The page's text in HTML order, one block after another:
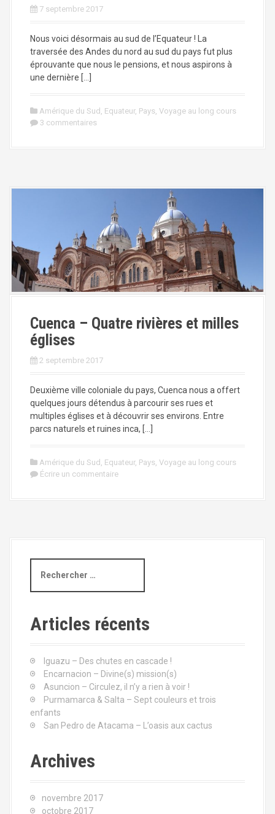
7 septembre 2017
Nous voici désormais au sud de l’Equateur ! La
traversée des Andes du nord au sud du pays fut plus
éprouvante que nous le pensions, et nous aspirons à
une dernière […]
Amérique du Sud Equateur, Pays Voyage au long cours
3 commentaires
Cuenca – Quatre rivières et milles
églises
2 septembre 2017
Deuxième ville coloniale du pays, Cuenca nous a offert
quelques jours détendus à parcourir ses rues et
multiples églises et à découvrir ses environs. Entre
parcs naturels et ruines inca, […]
Amérique du Sud , Equateur, Pays, Voyage au long cours
Écrire un commentaire
c
e
r
Articles récents
Iguazu – Des chutes en cascade !
Encarnacion – Divine(s) mission(s)
Asuncion – Circulez, il n’y a rien à voir !
Purmamarca & Salta – Sept couleurs et trois
enfants
San Pedro de Atacama – L’oasis aux cactus
Archives
novembre 2017
octobre 2017